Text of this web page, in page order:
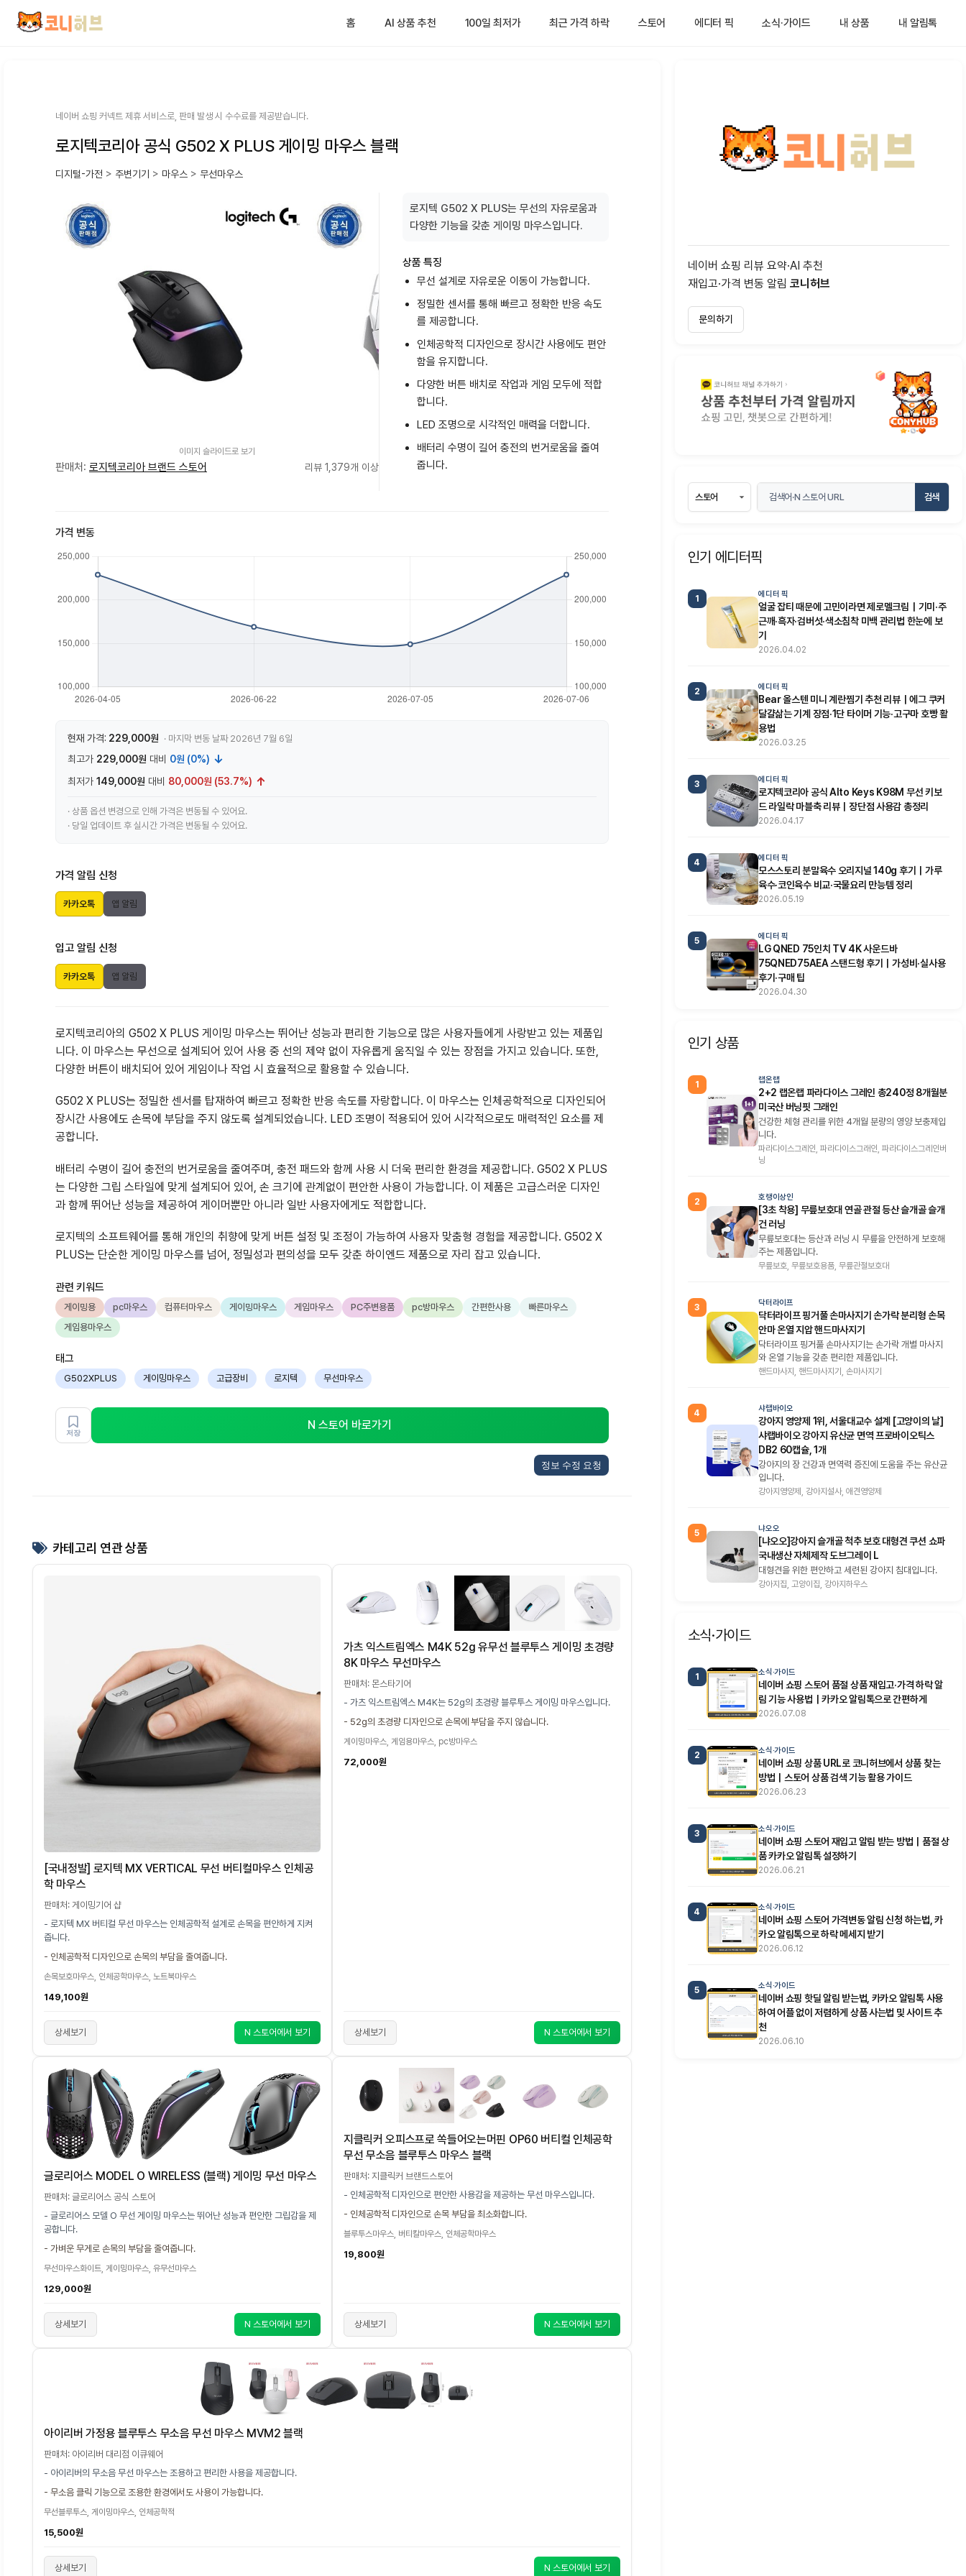
홈 AI 상품 추천 100일 최저가 최근 가격 하락 스토어 에디터 픽 소식·가이드 내 상품 내 알림톡
네이버 쇼핑 커넥트 제휴 서비스로, 판매 발생 시 수수료를 제공받습니다.
로지텍코리아 공식 G502 X PLUS 게이밍 마우스 블랙
디지털-가전 > 주변기기 > 마우스 > 무선마우스
이미지 슬라이드로 보기
판매처: 로지텍코리아 브랜드 스토어 리뷰 1,379개 이상
로지텍 G502 X PLUS는 무선의 자유로움과
다양한 기능을 갖춘 게이밍 마우스입니다.
상품 특징
무선 설계로 자유로운 이동이 가능합니다.
정밀한 센서를 통해 빠르고 정확한 반응 속도
를 제공합니다.
인체공학적 디자인으로 장시간 사용에도 편안
함을 유지합니다.
다양한 버튼 배치로 작업과 게임 모두에 적합
합니다.
LED 조명으로 시각적인 매력을 더합니다.
배터리 수명이 길어 충전의 번거로움을 줄여
줍니다.
가격 변동
현재 가격: 229,000원 · 마지막 변동 날짜 2026년 7월 6일
최고가 229,000원 대비 0원 (0%) ↓
최저가 149,000원 대비 80,000원 (53.7%) ↑
· 상품 옵션 변경으로 인해 가격은 변동될 수 있어요.
· 당일 업데이트 후 실시간 가격은 변동될 수 있어요.
가격 알림 신청
카카오톡 앱 알림
입고 알림 신청
카카오톡 앱 알림
로지텍코리아의 G502 X PLUS 게이밍 마우스는 뛰어난 성능과 편리한 기능으로 많은 사용자들에게 사랑받고 있는 제품입
니다. 이 마우스는 무선으로 설계되어 있어 사용 중 선의 제약 없이 자유롭게 움직일 수 있는 장점을 가지고 있습니다. 또한,
다양한 버튼이 배치되어 있어 게임이나 작업 시 효율적으로 활용할 수 있습니다.
G502 X PLUS는 정밀한 센서를 탑재하여 빠르고 정확한 반응 속도를 자랑합니다. 이 마우스는 인체공학적으로 디자인되어
장시간 사용에도 손목에 부담을 주지 않도록 설계되었습니다. LED 조명이 적용되어 있어 시각적으로도 매력적인 요소를 제
공합니다.
배터리 수명이 길어 충전의 번거로움을 줄여주며, 충전 패드와 함께 사용 시 더욱 편리한 환경을 제공합니다. G502 X PLUS
는 다양한 그립 스타일에 맞게 설계되어 있어, 손 크기에 관계없이 편안한 사용이 가능합니다. 이 제품은 고급스러운 디자인
과 함께 뛰어난 성능을 제공하여 게이머뿐만 아니라 일반 사용자에게도 적합합니다.
로지텍의 소프트웨어를 통해 개인의 취향에 맞게 버튼 설정 및 조정이 가능하여 사용자 맞춤형 경험을 제공합니다. G502 X
PLUS는 단순한 게이밍 마우스를 넘어, 정밀성과 편의성을 모두 갖춘 하이엔드 제품으로 자리 잡고 있습니다.
관련 키워드
게이밍용 pc마우스 컴퓨터마우스 게이밍마우스 게임마우스 PC주변용품 pc방마우스 간편한사용
빠른마우스
게임용마우스
태그
G502XPLUS 게이밍마우스 고급장비 로지텍 무선마우스
저장
N 스토어 바로가기
정보 수정 요청
카테고리 연관 상품
[국내정발] 로지텍 MX VERTICAL 무선 버티컬마우스 인체공
학 마우스
판매처: 게이밍기어 샵
- 로지텍 MX 버티컬 무선 마우스는 인체공학적 설계로 손목을 편안하게 지켜
줍니다.
- 인체공학적 디자인으로 손목의 부담을 줄여줍니다.
손목보호마우스, 인체공학마우스, 노트북마우스
149,100원
상세보기 N 스토어에서 보기
가츠 익스트림엑스 M4K 52g 유무선 블루투스 게이밍 초경량
8K 마우스 무선마우스
판매처: 몬스타기어
- 가츠 익스트림엑스 M4K는 52g의 초경량 블루투스 게이밍 마우스입니다.
- 52g의 초경량 디자인으로 손목에 부담을 주지 않습니다.
게이밍마우스, 게임용마우스, pc방마우스
72,000원
상세보기 N 스토어에서 보기
글로리어스 MODEL O WIRELESS (블랙) 게이밍 무선 마우스
판매처: 글로리어스 공식 스토어
- 글로리어스 모델 O 무선 게이밍 마우스는 뛰어난 성능과 편안한 그립감을 제
공합니다.
- 가벼운 무게로 손목의 부담을 줄여줍니다.
무선마우스화이트, 게이밍마우스, 유무선마우스
129,000원
상세보기 N 스토어에서 보기
지클릭커 오피스프로 쏙들어오는머핀 OP60 버티컬 인체공학
무선 무소음 블루투스 마우스 블랙
판매처: 지클릭커 브랜드스토어
- 인체공학적 디자인으로 편안한 사용감을 제공하는 무선 마우스입니다.
- 인체공학적 디자인으로 손목 부담을 최소화합니다.
블루투스마우스, 버티칼마우스, 인체공학마우스
19,800원
상세보기 N 스토어에서 보기
아이리버 가정용 블루투스 무소음 무선 마우스 MVM2 블랙
판매처: 아이리버 대리점 이큐웨어
- 아이리버의 무소음 무선 마우스는 조용하고 편리한 사용을 제공합니다.
- 무소음 클릭 기능으로 조용한 환경에서도 사용이 가능합니다.
무선블루투스, 게이밍마우스, 인체공학적
15,500원
상세보기 N 스토어에서 보기
네이버 쇼핑 리뷰 요약·AI 추천
재입고·가격 변동 알림 코니허브
문의하기
검색
인기 에디터픽
1 에디터 픽
얼굴 잡티 때문에 고민이라면 제로멜크림｜기미·주
근깨·흑자·검버섯·색소침착 미백 관리법 한눈에 보
기
2026.04.02
2 에디터 픽
Bear 올스텐 미니 계란찜기 추천 리뷰｜에그 쿠커
달걀삶는 기계 장점·1단 타이머 기능·고구마 호빵 활
용법
2026.03.25
3 에디터 픽
로지텍코리아 공식 Alto Keys K98M 무선 키보
드 라일락 마블축 리뷰｜장단점 사용감 총정리
2026.04.17
4 에디터 픽
모스스토리 분말육수 오리지널 140g 후기｜가루
육수·코인육수 비교·국물요리 만능템 정리
2026.05.19
5 에디터 픽
LG QNED 75인치 TV 4K 사운드바
75QNED75AEA 스탠드형 후기｜가성비·실사용
후기·구매 팁
2026.04.30
인기 상품
1 랩온랩
2+2 랩온랩 파라다이스 그레인 총240정 8개월분
미국산 버닝핏 그래인
건강한 체형 관리를 위한 4개월 분량의 영양 보충제입
니다.
파라다이스그레인, 파라다이스그래인, 파라다이스그레인버
닝
2 호랭이상인
[3초 착용] 무릎보호대 연골 관절 등산 슬개골 슬개
건 러닝
무릎보호대는 등산과 러닝 시 무릎을 안전하게 보호해
주는 제품입니다.
무릎보호, 무릎보호용품, 무릎관절보호대
3 닥터라이프
닥터라이프 핑거풀 손마사지기 손가락 분리형 손목
안마 온열 지압 핸드마사지기
닥터라이프 핑거풀 손마사지기는 손가락 개별 마사지
와 온열 기능을 갖춘 편리한 제품입니다.
핸드마사지, 핸드마사지기, 손마사지기
4 샤랩바이오
강아지 영양제 1위, 서울대교수 설계 [고양이의 날]
샤랩바이오 강아지 유산균 면역 프로바이오틱스
DB2 60캡슐, 1개
강아지의 장 건강과 면역력 증진에 도움을 주는 유산균
입니다.
강아지영양제, 강아지설사, 애견영양제
5 냐오오
[냐오오]강아지 슬개골 척추 보호 대형견 쿠션 쇼파
국내생산 자체제작 도브그레이 L
대형견을 위한 편안하고 세련된 강아지 침대입니다.
강아지집, 고양이집, 강아지하우스
소식·가이드
1 소식·가이드
네이버 쇼핑 스토어 품절 상품 재입고·가격 하락 알
림 기능 사용법｜카카오 알림톡으로 간편하게
2026.07.08
2 소식·가이드
네이버 쇼핑 상품 URL로 코니허브에서 상품 찾는
방법｜스토어 상품 검색 기능 활용 가이드
2026.06.23
3 소식·가이드
네이버 쇼핑 스토어 재입고 알림 받는 방법｜품절 상
품 카카오 알림톡 설정하기
2026.06.21
4 소식·가이드
네이버 쇼핑 스토어 가격변동 알림 신청 하는법, 카
카오 알림톡으로 하락 메세지 받기
2026.06.12
5 소식·가이드
네이버 쇼핑 핫딜 알림 받는법, 카카오 알림톡 사용
하여 어플 없이 저렴하게 상품 사는법 및 사이트 추
천
2026.06.10